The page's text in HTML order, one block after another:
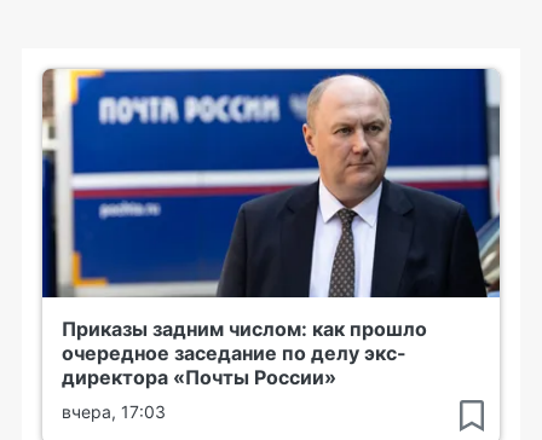
Приказы задним числом: как прошло
очередное заседание по делу экс-
директора «Почты России»
вчера, 17:03